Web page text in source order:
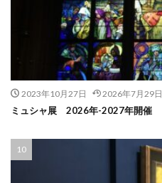
2023年10月27日 2026年7月29日
ミュシャ展 2026年-2027年開催